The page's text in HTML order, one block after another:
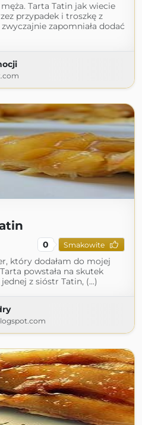
Tarta Tatin jak wiecie
przypadek i troszkę z
zapomniała dodać
0 Smakowite
który dodałam do mojej
powstała na skutek
z sióstr Tatin, (...)